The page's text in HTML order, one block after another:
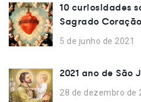
10 curiosidades
Sagrado
5 de junho de 2021
2021 ano de São
28 de dezembro de